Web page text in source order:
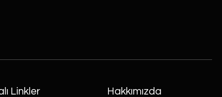
Linkler Hakkımızda